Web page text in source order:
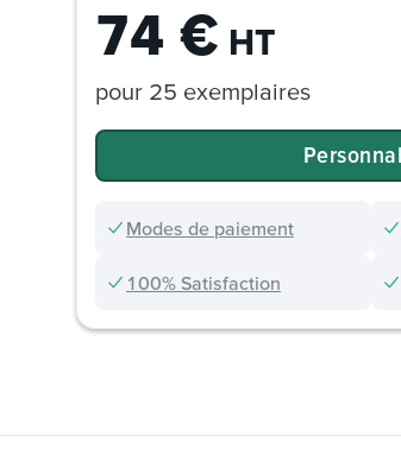
74 € HT
pour 25 exemplaires
Modes de paiement
100% Satisfaction